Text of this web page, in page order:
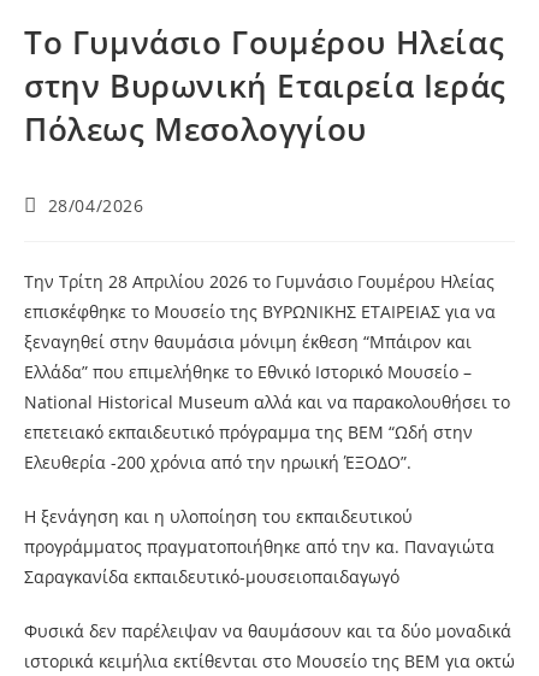
Το Γυμνάσιο Γουμέρου Ηλείας
στην Βυρωνική Εταιρεία Ιεράς
Πόλεως Μεσολογγίου
28/04/2026
Την Τρίτη 28 Απριλίου 2026 το Γυμνάσιο Γουμέρου Ηλείας
επισκέφθηκε το Μουσείο της ΒΥΡΩΝΙΚΗΣ ΕΤΑΙΡΕΙΑΣ για να
ξεναγηθεί στην θαυμάσια μόνιμη έκθεση “Μπάιρον και
Ελλάδα” που επιμελήθηκε το Εθνικό Ιστορικό Μουσείο –
National Historical Museum αλλά και να παρακολουθήσει το
επετειακό εκπαιδευτικό πρόγραμμα της ΒΕΜ “Ωδή στην
Ελευθερία -200 χρόνια από την ηρωική ΈΞΟΔΟ”.
Η ξενάγηση και η υλοποίηση του εκπαιδευτικού
προγράμματος πραγματοποιήθηκε από την κα. Παναγιώτα
Σαραγκανίδα εκπαιδευτικό-μουσειοπαιδαγωγό
Φυσικά δεν παρέλειψαν να θαυμάσουν και τα δύο μοναδικά
ιστορικά κειμήλια εκτίθενται στο Μουσείο της ΒΕΜ για οκτώ